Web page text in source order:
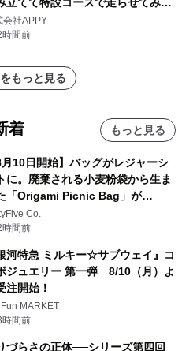
』を開催
会社APPY
時間前
もっと見る
着 もっと見る
月10日開始】バッグがレジャーシ
に。廃棄される小麦粉袋から生ま
「Origami Picnic Bag」が
に登場
Co.
時間前
河特急 ミルキー☆サブウェイ』コ
ジュエリー 第一弾 8/10（月）よ
注開始！
MARKET
時間前
づらさの正体──シリーズ第四回